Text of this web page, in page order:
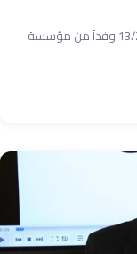
استضافت جامعة دار الكلمة اليوم الجمعة 13/2/2026 وفداً من مؤسسة